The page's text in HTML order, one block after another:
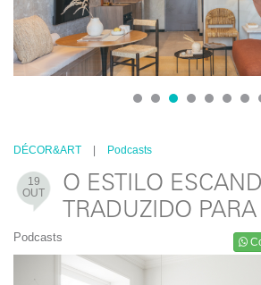
1 2 3 4 5 6 7
DÉCOR&ART Podcasts
19
OUT
O ESTILO
TRADUZIDO
Podcasts